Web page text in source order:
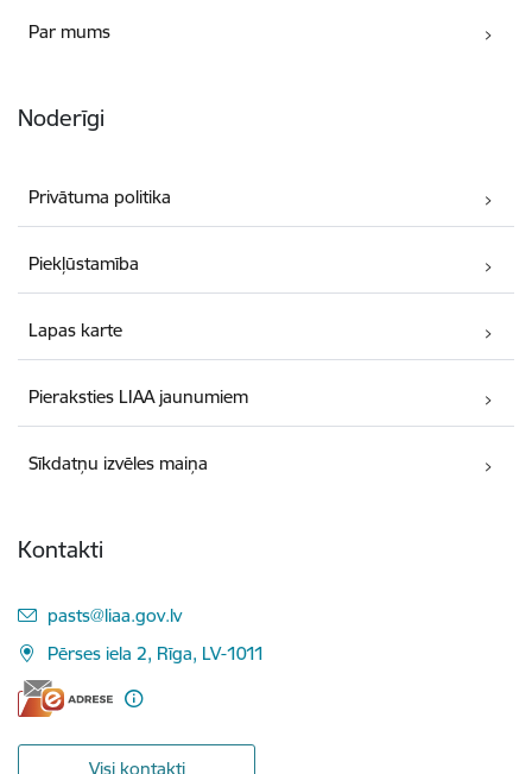
Par mums
Noderīgi
Privātuma politika
Piekļūstamība
Lapas karte
Pieraksties LIAA jaunumiem
Sīkdatņu izvēles maiņa
Kontakti
E-pasts:
pasts@liaa.gov.lv
Pērses iela 2, Rīga, LV-1011
Visi kontakti